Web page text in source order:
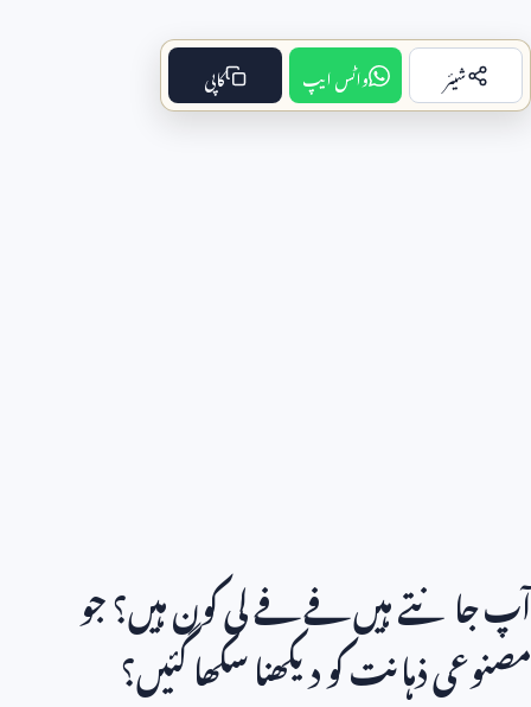
آپ جانتے ہیں فے فے لی کون ہیں؟ جو
مصنوعی ذہانت کو دیکھنا سکھا گئیں؟
شیئر واٹس ایپ کاپی